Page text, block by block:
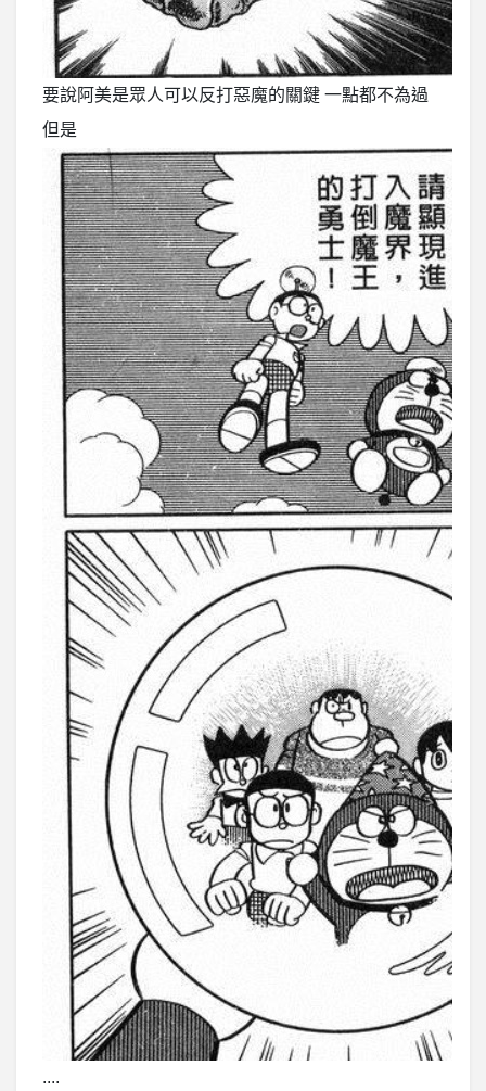
要說阿美是眾人可以反打惡魔的關鍵 一點都不為過
但是
....